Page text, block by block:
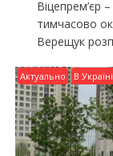
Віцепрем’єр
тимчасово
Верещук
Актуально В Україні